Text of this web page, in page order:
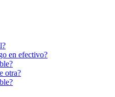
en efectivo?
otra?